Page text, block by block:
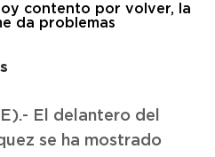
El delantero del
se ha mostrado